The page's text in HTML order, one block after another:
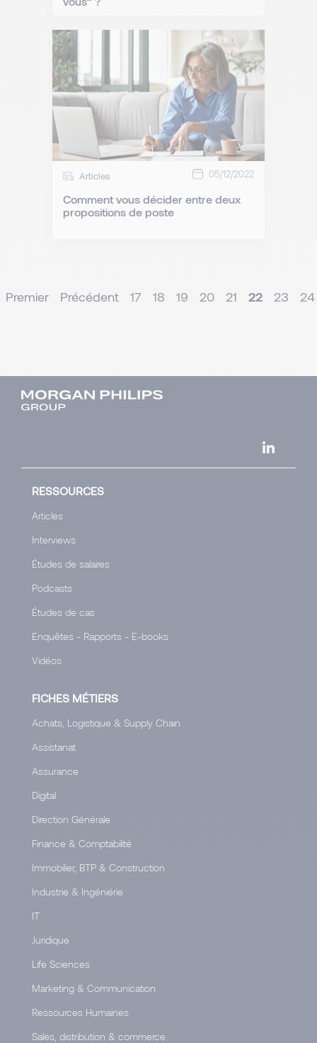
Articles 05/12/2022
Comment vous décider entre deux
propositions de poste
Premier Précédent 17 18 19 20 21 22 23 24
RESSOURCES
Articles
Interviews
Études de salaires
Podcasts
Études de cas
Enquêtes - Rapports - E-books
Vidéos
FICHES MÉTIERS
Achats, Logistique & Supply Chain
Assistanat
Assurance
Digital
Direction Générale
Finance & Comptabilité
Immobilier, BTP & Construction
Industrie & Ingéniérie
IT
Juridique
Life Sciences
Marketing & Communication
Ressources Humaines
Sales, distribution & commerce